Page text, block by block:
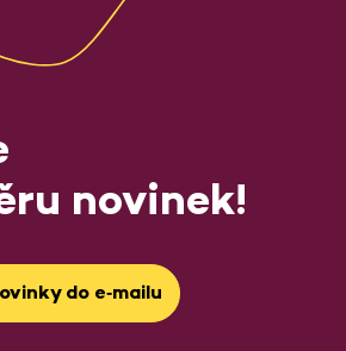
novinek!
do e‑mailu